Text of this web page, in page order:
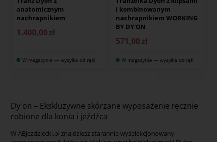
anatomicznym
nachrapnikiem
1.400,00 zł
W magazynie — wysyłka od ręki
i kombinowanym
nachrapnikiem WORKING
BY DY'ON
571,00 zł
W magazynie — wysyłka od ręki
Dy'on – Ekskluzywne skórzane wyposażenie ręcznie
robione dla konia i jeźdźca
W ABJezdziecki.pl znajdziesz starannie wyselekcjonowany